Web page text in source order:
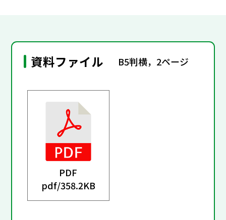
資料ファイル B5判横，2ページ
PDF
pdf/358.2KB